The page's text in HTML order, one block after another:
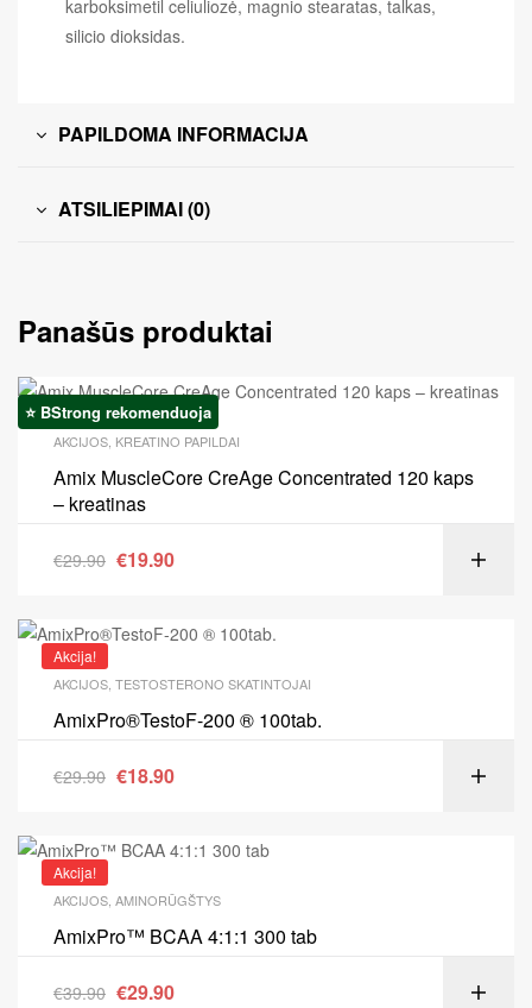
karboksimetil celiuliozė, magnio stearatas, talkas,
silicio dioksidas.
PAPILDOMA INFORMACIJA
ATSILIEPIMAI (0)
Panašūs produktai
⭐ BStrong rekomenduoja
Akcija!
AKCIJOS KREATINO PAPILDAI
Amix MuscleCore CreAge Concentrated 120 kaps
– kreatinas
€29.90 €19.90
Akcija!
AKCIJOS TESTOSTERONO SKATINTOJAI
AmixPro®TestoF-200 ® 100tab.
€29.90 €18.90
Akcija!
AKCIJOS AMINORŪGŠTYS
AmixPro™ BCAA 4:1:1 300 tab
€39.90 €29.90